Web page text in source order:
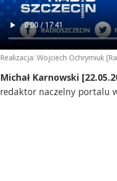
Realizacja: Wojciech Ochrymiuk
Michał Karnowski
redaktor naczelny portalu